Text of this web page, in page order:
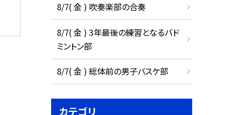
8/7( 金 ) 吹奏楽部の合奏
8/7( 金 ) 3年最後の練習となるバド
ミントン部
8/7( 金 ) 総体前の男子バスケ部
カテゴリ